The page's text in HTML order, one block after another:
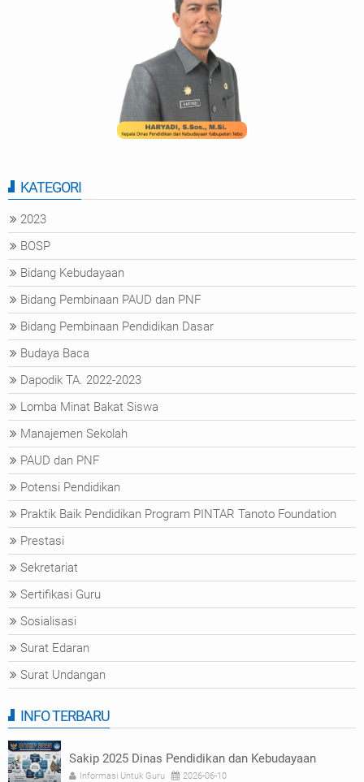
KATEGORI
2023
BOSP
Bidang Kebudayaan
Bidang Pembinaan PAUD dan PNF
Bidang Pembinaan Pendidikan Dasar
Budaya Baca
Dapodik TA. 2022-2023
Lomba Minat Bakat Siswa
Manajemen Sekolah
PAUD dan PNF
Potensi Pendidikan
Praktik Baik Pendidikan Program PINTAR Tanoto Foundation
Prestasi
Sekretariat
Sertifikasi Guru
Sosialisasi
Surat Edaran
Surat Undangan
INFO TERBARU
Sakip 2025 Dinas Pendidikan dan Kebudayaan
Informasi Untuk Guru 2026-06-10